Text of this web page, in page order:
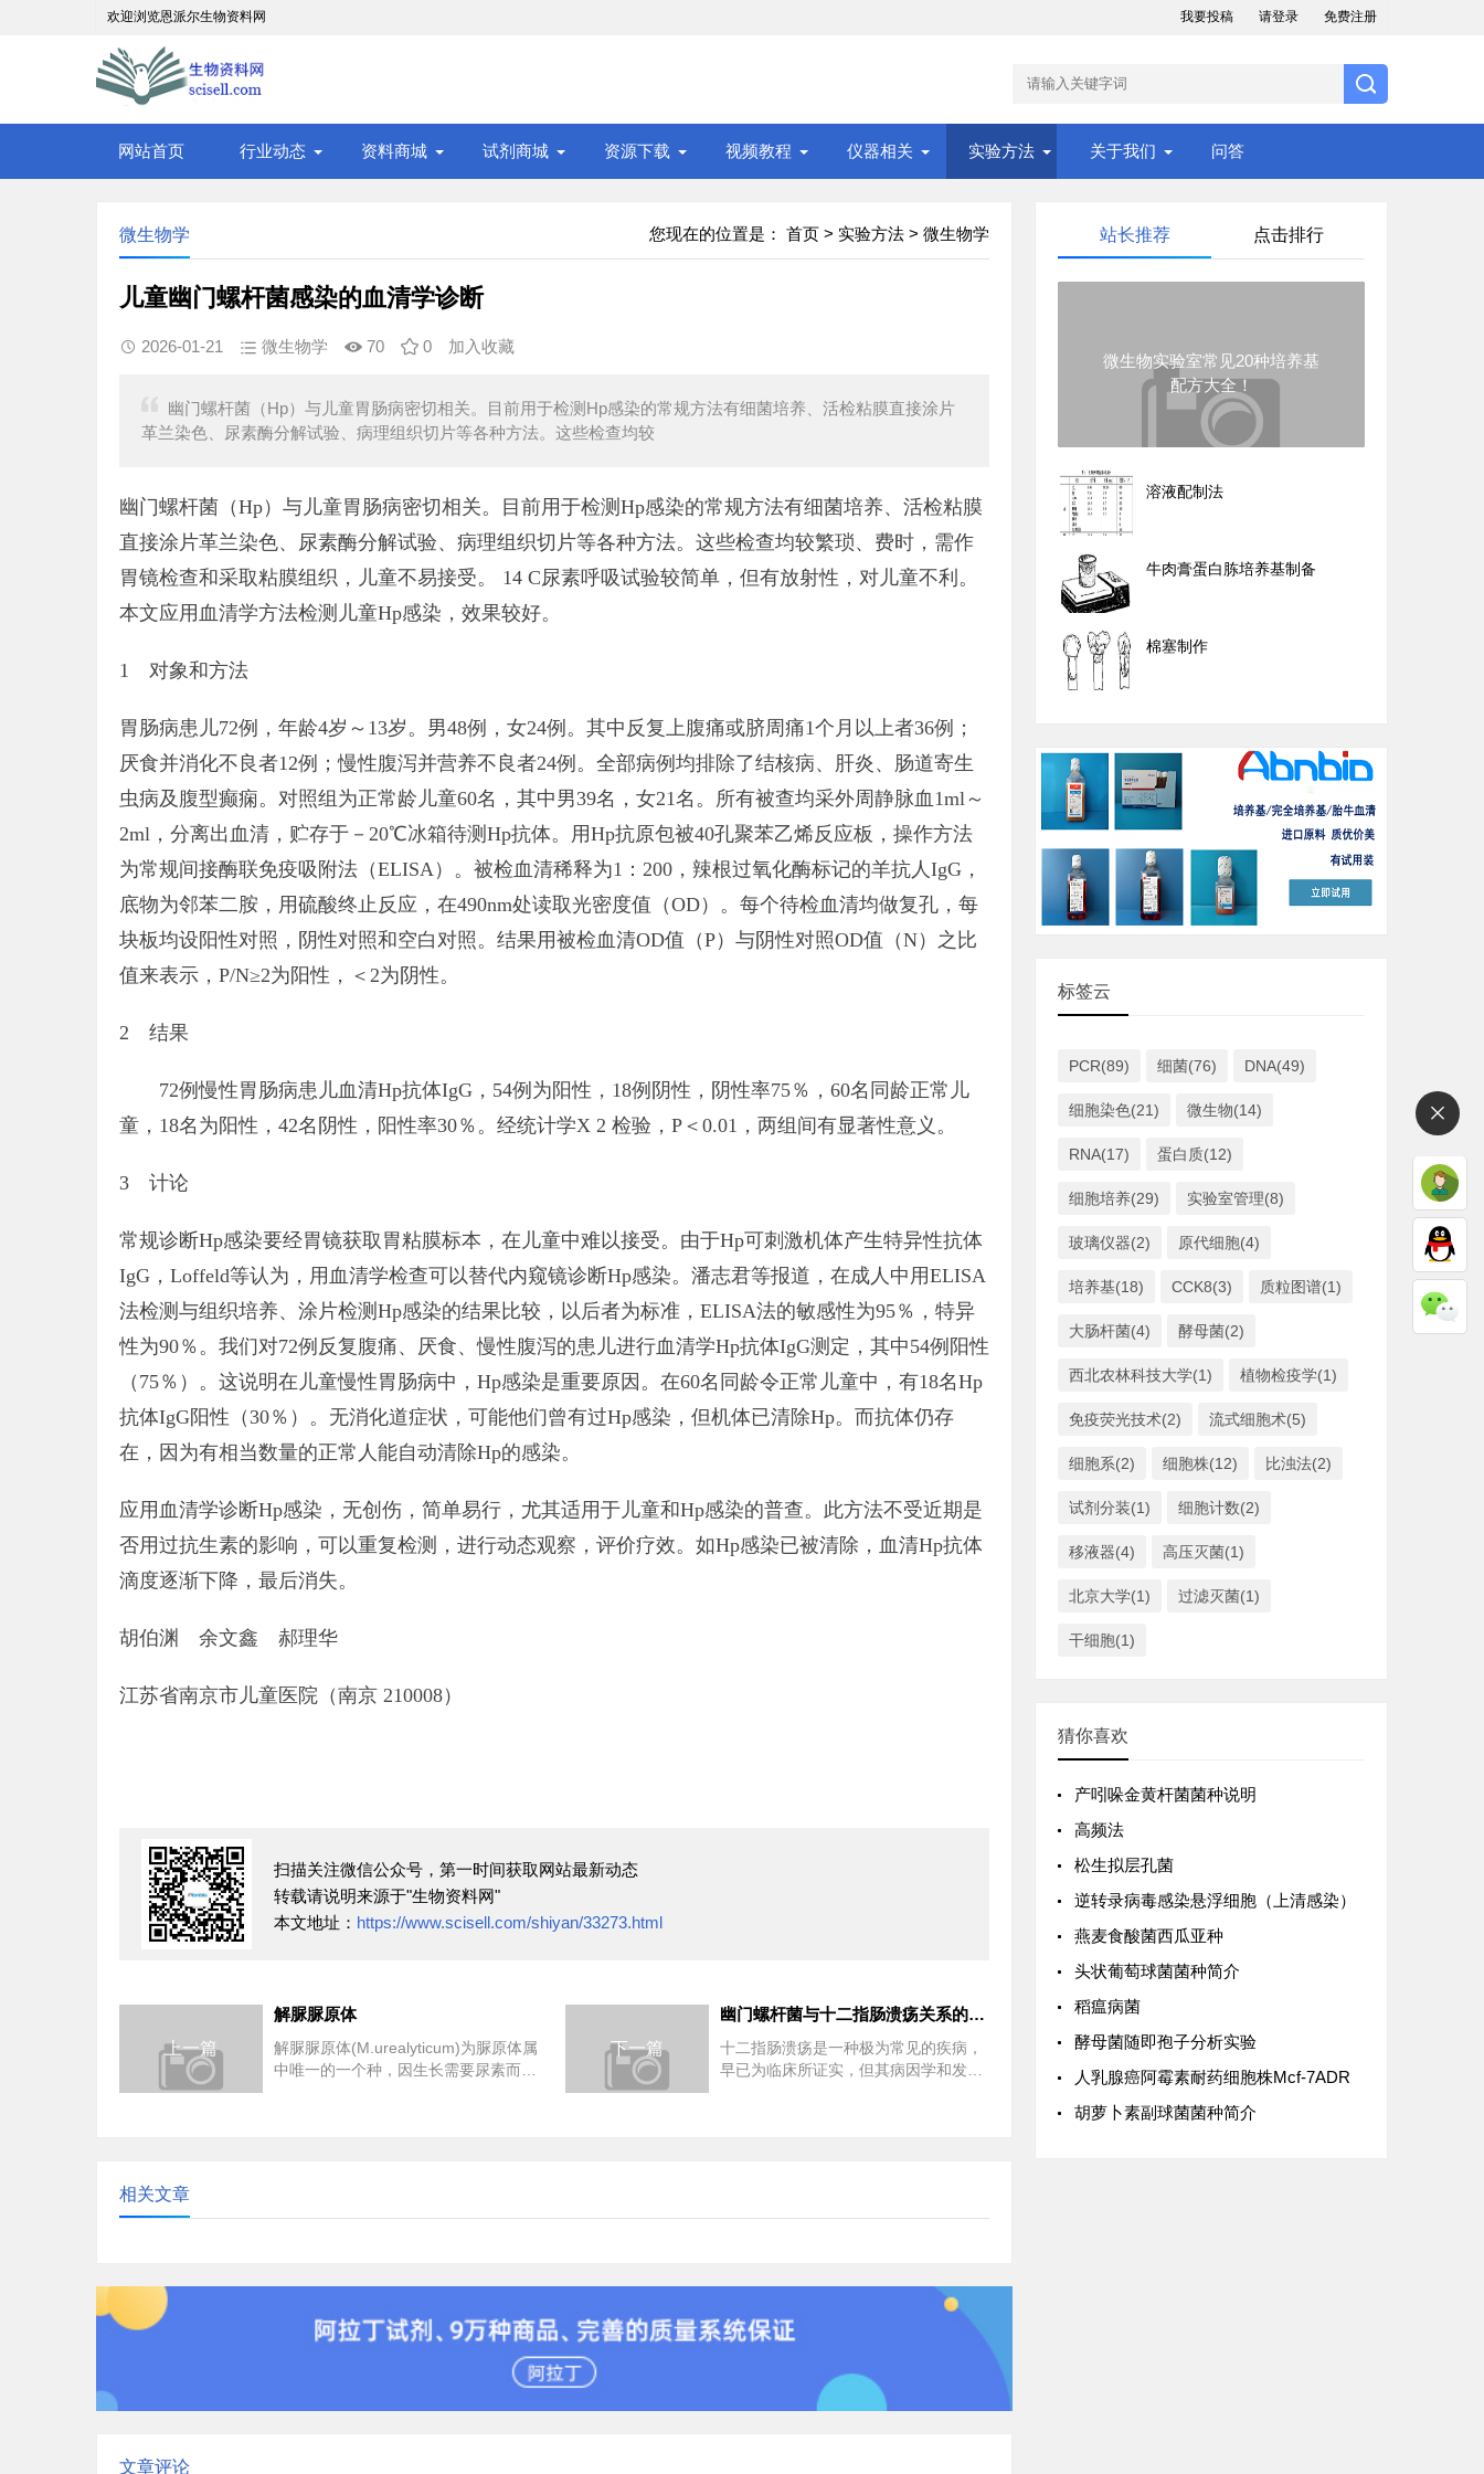
欢迎浏览恩派尔生物资料网 我要投稿 请登录 免费注册
网站首页 行业动态 资料商城 试剂商城 资源下载 视频教程 仪器相关 实验方法 关于我们 问答
您现在的位置是： 首页 > 实验方法 > 微生物学
微生物学
儿童幽门螺杆菌感染的血清学诊断
2026-01-21 微生物学 70 0 加入收藏
幽门螺杆菌（Hp）与儿童胃肠病密切相关。目前用于检测Hp感染的常规方法有细菌培养、活检粘膜直接涂片
革兰染色、尿素酶分解试验、病理组织切片等各种方法。这些检查均较
幽门螺杆菌（Hp）与儿童胃肠病密切相关。目前用于检测Hp感染的常规方法有细菌培养、活检粘膜
直接涂片革兰染色、尿素酶分解试验、病理组织切片等各种方法。这些检查均较繁琐、费时，需作
胃镜检查和采取粘膜组织，儿童不易接受。 14 C尿素呼吸试验较简单，但有放射性，对儿童不利。
本文应用血清学方法检测儿童Hp感染，效果较好。
1 对象和方法
胃肠病患儿72例，年龄4岁～13岁。男48例，女24例。其中反复上腹痛或脐周痛1个月以上者36例；
厌食并消化不良者12例；慢性腹泻并营养不良者24例。全部病例均排除了结核病、肝炎、肠道寄生
虫病及腹型癫痫。对照组为正常龄儿童60名，其中男39名，女21名。所有被查均采外周静脉血1ml～
2ml，分离出血清，贮存于－20℃冰箱待测Hp抗体。用Hp抗原包被40孔聚苯乙烯反应板，操作方法
为常规间接酶联免疫吸附法（ELISA）。被检血清稀释为1：200，辣根过氧化酶标记的羊抗人IgG，
底物为邻苯二胺，用硫酸终止反应，在490nm处读取光密度值（OD）。每个待检血清均做复孔，每
块板均设阳性对照，阴性对照和空白对照。结果用被检血清OD值（P）与阴性对照OD值（N）之比
值来表示，P/N≥2为阳性，＜2为阴性。
2 结果
72例慢性胃肠病患儿血清Hp抗体IgG，54例为阳性，18例阴性，阴性率75％，60名同龄正常儿
童，18名为阳性，42名阴性，阳性率30％。经统计学X 2 检验，P＜0.01，两组间有显著性意义。
3 计论
常规诊断Hp感染要经胃镜获取胃粘膜标本，在儿童中难以接受。由于Hp可刺激机体产生特异性抗体
IgG，Loffeld等认为，用血清学检查可以替代内窥镜诊断Hp感染。潘志君等报道，在成人中用ELISA
法检测与组织培养、涂片检测Hp感染的结果比较，以后者为标准，ELISA法的敏感性为95％，特异
性为90％。我们对72例反复腹痛、厌食、慢性腹泻的患儿进行血清学Hp抗体IgG测定，其中54例阳性
（75％）。这说明在儿童慢性胃肠病中，Hp感染是重要原因。在60名同龄令正常儿童中，有18名Hp
抗体IgG阳性（30％）。无消化道症状，可能他们曾有过Hp感染，但机体已清除Hp。而抗体仍存
在，因为有相当数量的正常人能自动清除Hp的感染。
应用血清学诊断Hp感染，无创伤，简单易行，尤其适用于儿童和Hp感染的普查。此方法不受近期是
否用过抗生素的影响，可以重复检测，进行动态观察，评价疗效。如Hp感染已被清除，血清Hp抗体
滴度逐渐下降，最后消失。
胡伯渊 余文鑫 郝理华
江苏省南京市儿童医院（南京 210008）
扫描关注微信公众号，第一时间获取网站最新动态
转载请说明来源于"生物资料网"
本文地址： https://www.scisell.com/shiyan/33273.html
上一篇
解脲脲原体
解脲脲原体(M.urealyticum)为脲原体属
中唯一的一个种，因生长需要尿素而得
下一篇
幽门螺杆菌与十二指肠溃疡关系的研究
十二指肠溃疡是一种极为常见的疾病，
早已为临床所证实，但其病因学和发病
相关文章
文章评论
站长推荐 点击排行
微生物实验室常见20种培养基
配方大全！
溶液配制法
牛肉膏蛋白胨培养基制备
棉塞制作
标签云
PCR(89) 细菌(76) DNA(49)
细胞染色(21) 微生物(14)
RNA(17) 蛋白质(12)
细胞培养(29) 实验室管理(8)
玻璃仪器(2) 原代细胞(4)
培养基(18) CCK8(3) 质粒图谱(1)
大肠杆菌(4) 酵母菌(2)
西北农林科技大学(1) 植物检疫学(1)
免疫荧光技术(2) 流式细胞术(5)
细胞系(2) 细胞株(12) 比浊法(2)
试剂分装(1) 细胞计数(2)
移液器(4) 高压灭菌(1)
北京大学(1) 过滤灭菌(1)
干细胞(1)
猜你喜欢
产吲哚金黄杆菌菌种说明
高频法
松生拟层孔菌
逆转录病毒感染悬浮细胞（上清感染）
燕麦食酸菌西瓜亚种
头状葡萄球菌菌种简介
稻瘟病菌
酵母菌随即孢子分析实验
人乳腺癌阿霉素耐药细胞株Mcf-7ADR
胡萝卜素副球菌菌种简介